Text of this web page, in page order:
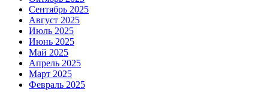
Сентябрь 2025
Август 2025
Июль 2025
Июнь 2025
Май 2025
Апрель 2025
Март 2025
Февраль 2025